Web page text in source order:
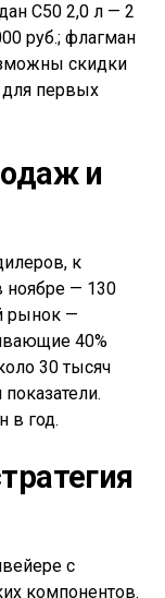
С50 2,0 л — 2
руб.; флагман
скидки
для первых
и
к
ноябре — 130
рынок —
40%
30 тысяч
в год.
с
компонентов.